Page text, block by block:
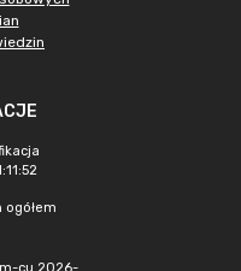
ogółem